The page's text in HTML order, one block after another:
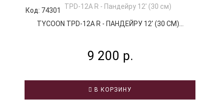
Код: 74301
TYCOON TPD-12A R - ПАНДЕЙРУ 12' (30 СМ)...
9 200 р.
В КОРЗИНУ